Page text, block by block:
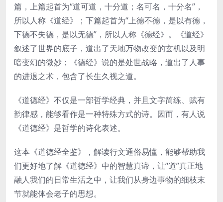
篇，上篇起首为“道可道，十分道；名可名，十分名”，
所以人称《道经》；下篇起首为“上德不德，是以有德，
下德不失德，是以无德”，所以人称《德经》。《道经》
叙述了世界的底子，道出了天地万物改变的玄机以及明
暗变幻的微妙；《德经》说的是处世战略，道出了人事
的进退之术，包含了长生久视之道。
《道德经》不仅是一部哲学经典，并且文字简练、赋有
韵律感，能够看作是一种特殊方式的诗。因而，有人说
《道德经》是哲学的诗化表述。
这本《道德经全鉴》，解读行文通俗易懂，能够帮助我
们更好地了解《道德经》中的智慧真谛，让“道”真正地
融人我们的日常生活之中，让我们从身边事物的细枝末
节就能体会老子的思想。